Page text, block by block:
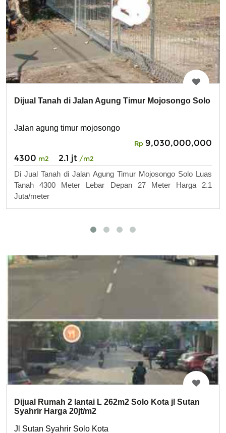
Dijual Tanah di Jalan Agung Timur Mojosongo Solo
Jalan agung timur mojosongo
Rp 9,030,000,000
4300 m2 2.1 jt /m2
Di Jual Tanah di Jalan Agung Timur Mojosongo Solo Luas
Tanah 4300 Meter Lebar Depan 27 Meter Harga 2.1
Juta/meter
Dijual Rumah 2 lantai L 262m2 Solo Kota jl Sutan
Syahrir Harga 20jt/m2
Jl Sutan Syahrir Solo Kota